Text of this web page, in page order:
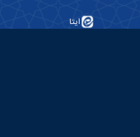
ایتا